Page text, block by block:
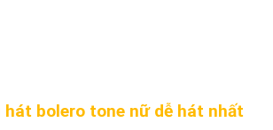
hát bolero tone nữ dễ hát nhất